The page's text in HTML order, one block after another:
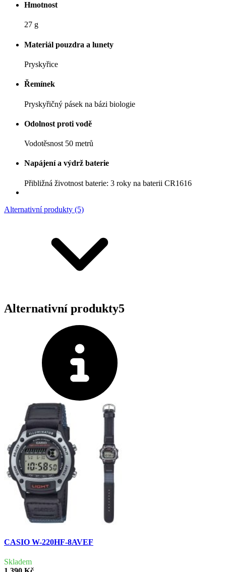
Hmotnost
27 g
Materiál pouzdra a lunety
Pryskyřice
Řemínek
Pryskyřičný pásek na bázi biologie
Odolnost proti vodě
Vodotěsnost 50 metrů
Napájení a výdrž baterie
Přibližná životnost baterie: 3 roky na baterii CR1616
Alternativní produkty (5)
Alternativní produkty5
CASIO W-220HF-8AVEF
Skladem